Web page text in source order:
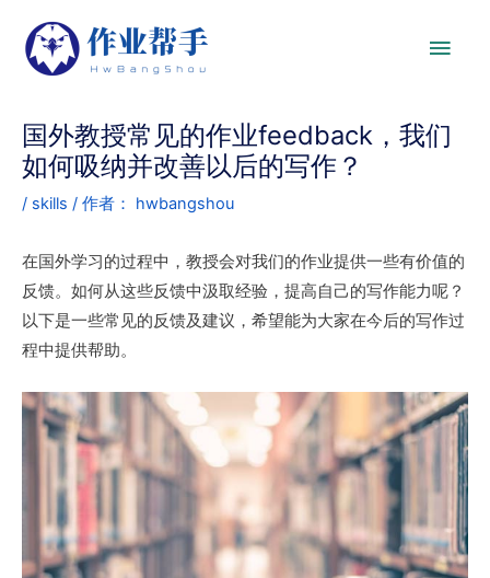
国外教授常见的作业feedback，我们
如何吸纳并改善以后的写作？
/ skills / 作者： hwbangshou
在国外学习的过程中，教授会对我们的作业提供一些有价值的
反馈。如何从这些反馈中汲取经验，提高自己的写作能力呢？
以下是一些常见的反馈及建议，希望能为大家在今后的写作过
程中提供帮助。